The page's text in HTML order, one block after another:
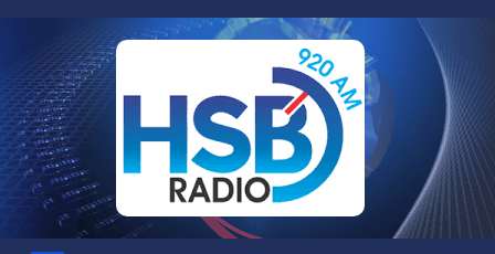
contenido